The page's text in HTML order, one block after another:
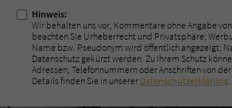
Hinweis:
Wir behalten uns vor, Kommentare ohne Angabe
beachten Sie Urheberrecht und Privatsphäre;
Name bzw. Pseudonym wird öffentlich angezeigt;
Datenschutz gekürzt werden. Zu Ihrem Schutz
Adressen, Telefonnummern oder Anschriften von
Details finden Sie in unserer Datenschutzerklärung